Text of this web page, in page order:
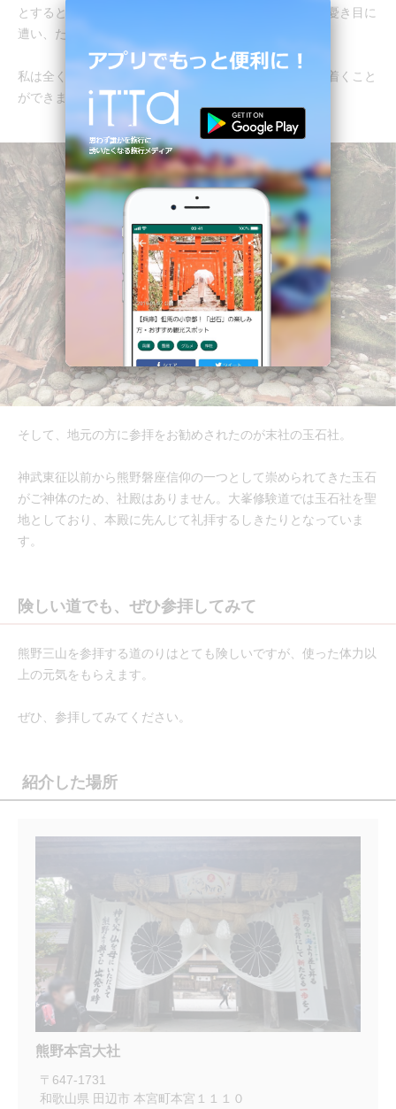
とすると「カーナビが故障」「落石で通行止め」などの憂き目に
遭い、たどり着けないとの噂があります。
私は全くパワーを感じない人間のため、あっさりたどり着くこと
ができましたが…（笑）。
そして、地元の方に参拝をお勧めされたのが末社の玉石社。
神武東征以前から熊野磐座信仰の一つとして崇められてきた玉石
がご神体のため、社殿はありません。大峯修験道では玉石社を聖
地としており、本殿に先んじて礼拝するしきたりとなっていま
す。
険しい道でも、ぜひ参拝してみて
熊野三山を参拝する道のりはとても険しいですが、使った体力以
上の元気をもらえます。
ぜひ、参拝してみてください。
紹介した場所
熊野本宮大社
〒 647-1731
和歌山県 田辺市 本宮町本宮１１１０